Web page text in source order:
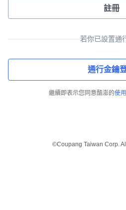
註冊
若你已設置通
通行金鑰
繼續即表示您同意酷澎的使
©Coupang Taiwan Corp.